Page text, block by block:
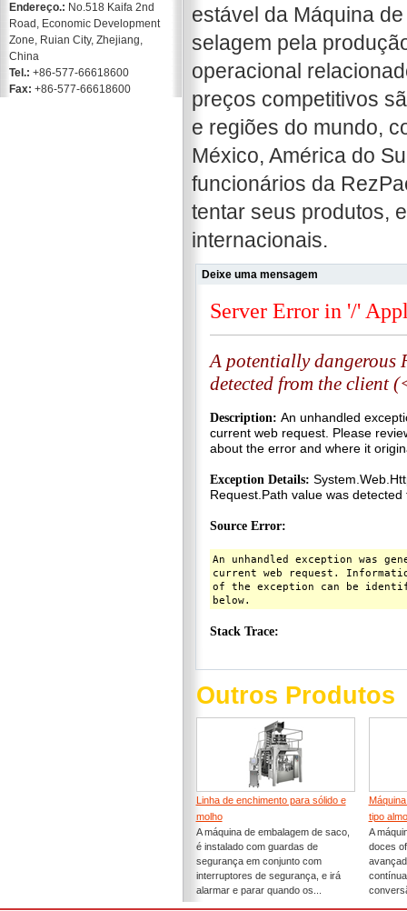
Endereço.: No.518 Kaifa 2nd
Road, Economic Development
Zone, Ruian City, Zhejiang,
China
Tel.: +86-577-66618600
Fax: +86-577-66618600
estável da Máquina
selagem pela
operacional
preços competitivos
e regiões do mundo,
México, América do
funcionários da
tentar seus produtos,
internacionais.
Deixe uma mensagem
Outros Produtos
Linha de enchimento para sólido e
molho
A máquina de embalagem de saco,
é instalado com guardas de
segurança em conjunto com
interruptores de segurança, e irá
alarmar e parar quando os...
tipo
A
doces